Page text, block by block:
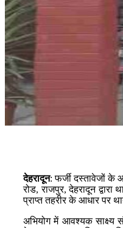
देहरादून: फर्जी दस्तावेजों के
रोड, राजपुर, देहरादून
प्राप्त तहरीर के आधार पर
अभियोग में आवश्यक साक्ष्य